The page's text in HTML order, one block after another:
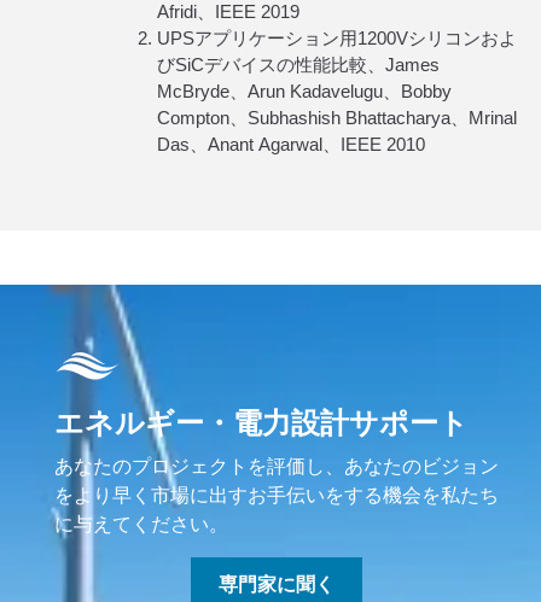
Afridi、IEEE 2019
UPSアプリケーション用1200Vシリコンおよ
びSiCデバイスの性能比較、James
McBryde、Arun Kadavelugu、Bobby
Compton、Subhashish Bhattacharya、Mrinal
Das、Anant Agarwal、IEEE 2010
エネルギー・電力設計サポート
あなたのプロジェクトを評価し、あなたのビジョン
をより早く市場に出すお手伝いをする機会を私たち
に与えてください。
専門家に聞く